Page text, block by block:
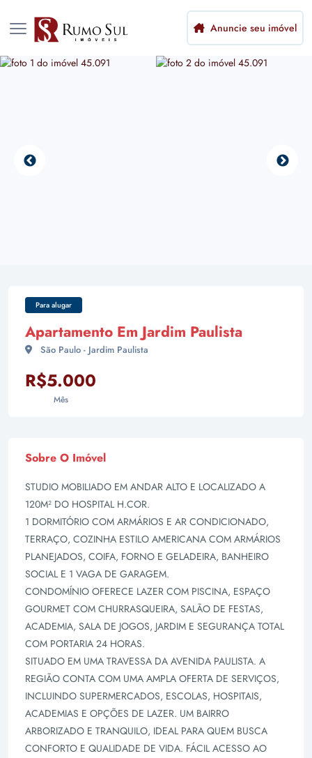
Anuncie seu imóvel
Para alugar
Apartamento Em Jardim Paulista
São Paulo - Jardim Paulista
R$5.000
Mês
Sobre O Imóvel
STUDIO MOBILIADO EM ANDAR ALTO E LOCALIZADO A
120M² DO HOSPITAL H.COR.
1 DORMITÓRIO COM ARMÁRIOS E AR CONDICIONADO,
TERRAÇO, COZINHA ESTILO AMERICANA COM ARMÁRIOS
PLANEJADOS, COIFA, FORNO E GELADEIRA, BANHEIRO
SOCIAL E 1 VAGA DE GARAGEM.
CONDOMÍNIO OFERECE LAZER COM PISCINA, ESPAÇO
GOURMET COM CHURRASQUEIRA, SALÃO DE FESTAS,
ACADEMIA, SALA DE JOGOS, JARDIM E SEGURANÇA TOTAL
COM PORTARIA 24 HORAS.
SITUADO EM UMA TRAVESSA DA AVENIDA PAULISTA. A
REGIÃO CONTA COM UMA AMPLA OFERTA DE SERVIÇOS,
INCLUINDO SUPERMERCADOS, ESCOLAS, HOSPITAIS,
ACADEMIAS E OPÇÕES DE LAZER. UM BAIRRO
ARBORIZADO E TRANQUILO, IDEAL PARA QUEM BUSCA
CONFORTO E QUALIDADE DE VIDA. FÁCIL ACESSO AO